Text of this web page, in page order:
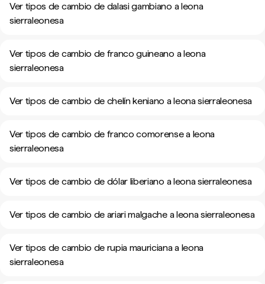
Ver tipos de cambio de dalasi gambiano a leona
sierraleonesa
Ver tipos de cambio de franco guineano a leona
sierraleonesa
Ver tipos de cambio de chelín keniano a leona sierraleonesa
Ver tipos de cambio de franco comorense a leona
sierraleonesa
Ver tipos de cambio de dólar liberiano a leona sierraleonesa
Ver tipos de cambio de ariari malgache a leona sierraleonesa
Ver tipos de cambio de rupia mauriciana a leona
sierraleonesa